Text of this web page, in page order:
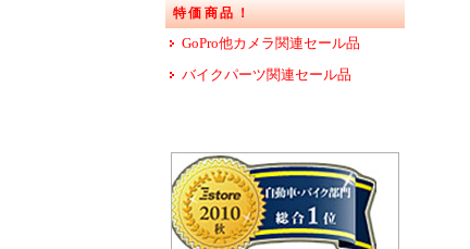
特価商品！
GoPro他カメラ関連セール品
バイクパーツ関連セール品